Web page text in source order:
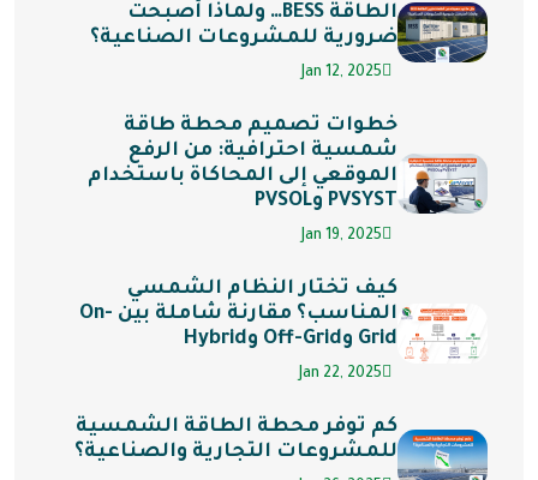
الطاقة BESS… ولماذا أصبحت
ضرورية للمشروعات الصناعية؟
Jan 12, 2025
خطوات تصميم محطة طاقة
شمسية احترافية: من الرفع
الموقعي إلى المحاكاة باستخدام
PVSYST وPVSOL
Jan 19, 2025
كيف تختار النظام الشمسي
المناسب؟ مقارنة شاملة بين On-
Grid وOff-Grid وHybrid
Jan 22, 2025
كم توفر محطة الطاقة الشمسية
للمشروعات التجارية والصناعية؟